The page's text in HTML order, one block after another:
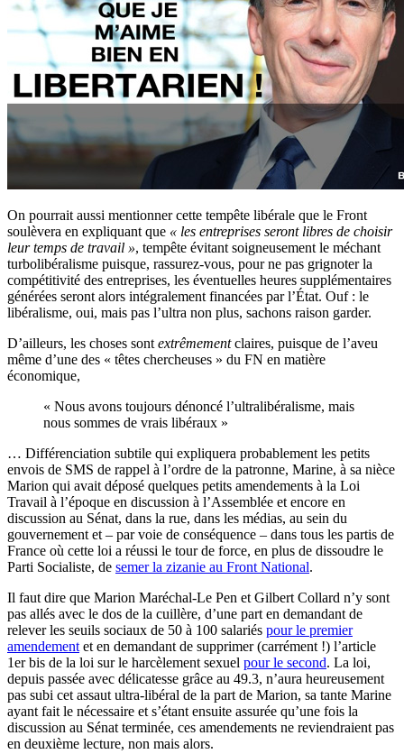
On pourrait aussi mentionner cette tempête libérale que le Front
soulèvera en expliquant que « les entreprises seront libres de choisir
leur temps de travail », tempête évitant soigneusement le méchant
turbolibéralisme puisque, rassurez-vous, pour ne pas grignoter la
compétitivité des entreprises, les éventuelles heures supplémentaires
générées seront alors intégralement financées par l’État. Ouf : le
libéralisme, oui, mais pas l’ultra non plus, sachons raison garder.
D’ailleurs, les choses sont extrêmementclaires, puisque de l’aveu
même d’une des « têtes chercheuses » du FN en matière
économique,
« Nous avons toujours dénoncé l’ultralibéralisme, mais
nous sommes de vrais libéraux »
… Différenciation subtile qui expliquera probablement les petits
envois de SMS de rappel à l’ordre de la patronne, Marine, à sa nièce
Marion qui avait déposé quelques petits amendements à la Loi
Travail à l’époque en discussion à l’Assemblée et encore en
discussion au Sénat, dans la rue, dans les médias, au sein du
gouvernement et – par voie de conséquence – dans tous les partis de
France où cette loi a réussi le tour de force, en plus de dissoudre le
Parti Socialiste, de semer la zizanie au Front National.
Il faut dire que Marion Maréchal-Le Pen et Gilbert Collard n’y sont
pas allés avec le dos de la cuillère, d’une part en demandant de
relever les seuils sociaux de 50 à 100 salariés pour le premier
amendement et en demandant de supprimer (carrément !) l’article
1er bis de la loi sur le harcèlement sexuel pour le second. La loi,
depuis passée avec délicatesse grâce au 49.3, n’aura heureusement
pas subi cet assaut ultra-libéral de la part de Marion, sa tante Marine
ayant fait le nécessaire et s’étant ensuite assurée qu’une fois la
discussion au Sénat terminée, ces amendements ne reviendraient pas
en deuxième lecture, non mais alors.